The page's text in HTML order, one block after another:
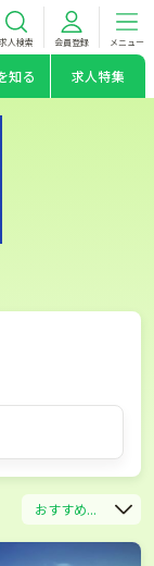
求人検索 会員登録 メニュー
知る 求人特集
おすすめ...